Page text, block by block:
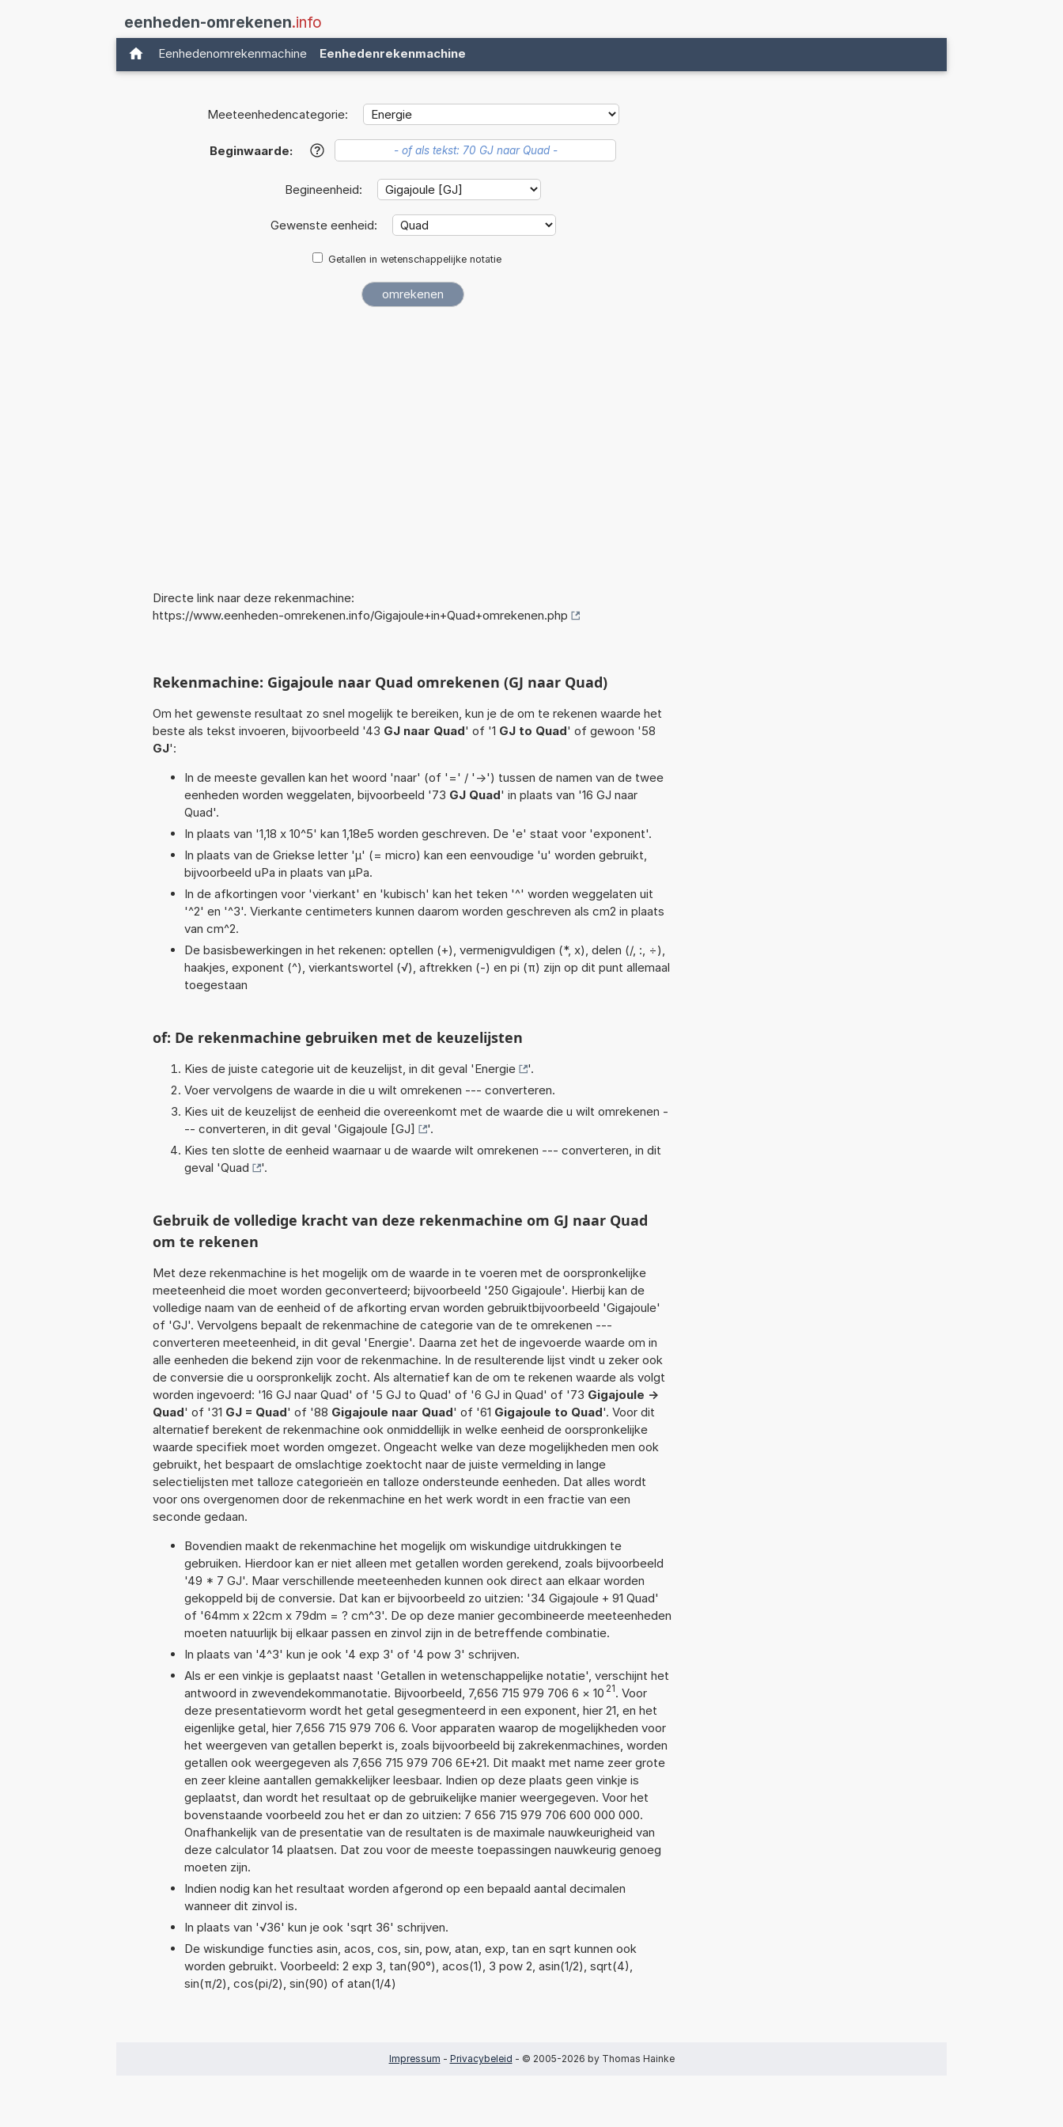
eenheden-omrekenen.info
Eenhedenomrekenmachine Eenhedenrekenmachine
Meeteenhedencategorie:
Beginwaarde: ?
Begineenheid:
Gewenste eenheid:
Getallen in wetenschappelijke notatie
Directe link naar deze rekenmachine:
https://www.eenheden-omrekenen.info/Gigajoule+in+Quad+omrekenen.php
Rekenmachine: Gigajoule naar Quad omrekenen (GJ naar Quad)
Om het gewenste resultaat zo snel mogelijk te bereiken, kun je de om te rekenen waarde het
beste als tekst invoeren, bijvoorbeeld '43 GJ naar Quad' of '1 GJ to Quad' of gewoon '58
GJ':
In de meeste gevallen kan het woord 'naar' (of '=' / '->') tussen de namen van de twee
eenheden worden weggelaten, bijvoorbeeld '73 GJ Quad' in plaats van '16 GJ naar
Quad'.
In plaats van '1,18 x 10^5' kan 1,18e5 worden geschreven. De 'e' staat voor 'exponent'.
In plaats van de Griekse letter 'µ' (= micro) kan een eenvoudige 'u' worden gebruikt,
bijvoorbeeld uPa in plaats van µPa.
In de afkortingen voor 'vierkant' en 'kubisch' kan het teken '^' worden weggelaten uit
'^2' en '^3'. Vierkante centimeters kunnen daarom worden geschreven als cm2 in plaats
van cm^2.
De basisbewerkingen in het rekenen: optellen (+), vermenigvuldigen (*, x), delen (/, :, ÷),
haakjes, exponent (^), vierkantswortel (√), aftrekken (-) en pi (π) zijn op dit punt allemaal
toegestaan
of: De rekenmachine gebruiken met de keuzelijsten
Kies de juiste categorie uit de keuzelijst, in dit geval 'Energie
'.
Voer vervolgens de waarde in die u wilt omrekenen --- converteren.
Kies uit de keuzelijst de eenheid die overeenkomt met de waarde die u wilt omrekenen -
-- converteren, in dit geval 'Gigajoule [GJ]
'.
Kies ten slotte de eenheid waarnaar u de waarde wilt omrekenen --- converteren, in dit
geval 'Quad '.
Gebruik de volledige kracht van deze rekenmachine om GJ naar Quad
om te rekenen
Met deze rekenmachine is het mogelijk om de waarde in te voeren met de oorspronkelijke
meeteenheid die moet worden geconverteerd; bijvoorbeeld '250 Gigajoule'. Hierbij kan de
volledige naam van de eenheid of de afkorting ervan worden gebruiktbijvoorbeeld 'Gigajoule'
of 'GJ'. Vervolgens bepaalt de rekenmachine de categorie van de te omrekenen ---
converteren meeteenheid, in dit geval 'Energie'. Daarna zet het de ingevoerde waarde om in
alle eenheden die bekend zijn voor de rekenmachine. In de resulterende lijst vindt u zeker ook
de conversie die u oorspronkelijk zocht. Als alternatief kan de om te rekenen waarde als volgt
worden ingevoerd: '16 GJ naar Quad' of '5 GJ to Quad' of '6 GJ in Quad' of '73 Gigajoule ->
Quad' of '31 GJ = Quad' of '88 Gigajoule naar Quad' of '61 Gigajoule to Quad'. Voor dit
alternatief berekent de rekenmachine ook onmiddellijk in welke eenheid de oorspronkelijke
waarde specifiek moet worden omgezet. Ongeacht welke van deze mogelijkheden men ook
gebruikt, het bespaart de omslachtige zoektocht naar de juiste vermelding in lange
selectielijsten met talloze categorieën en talloze ondersteunde eenheden. Dat alles wordt
voor ons overgenomen door de rekenmachine en het werk wordt in een fractie van een
seconde gedaan.
Bovendien maakt de rekenmachine het mogelijk om wiskundige uitdrukkingen te
gebruiken. Hierdoor kan er niet alleen met getallen worden gerekend, zoals bijvoorbeeld
'49 * 7 GJ'. Maar verschillende meeteenheden kunnen ook direct aan elkaar worden
gekoppeld bij de conversie. Dat kan er bijvoorbeeld zo uitzien: '34 Gigajoule + 91 Quad'
of '64mm x 22cm x 79dm = ? cm^3'. De op deze manier gecombineerde meeteenheden
moeten natuurlijk bij elkaar passen en zinvol zijn in de betreffende combinatie.
In plaats van '4^3' kun je ook '4 exp 3' of '4 pow 3' schrijven.
Als er een vinkje is geplaatst naast 'Getallen in wetenschappelijke notatie', verschijnt het
antwoord in zwevendekommanotatie. Bijvoorbeeld, 7,656 715 979 706 6 × 10 21. Voor
deze presentatievorm wordt het getal gesegmenteerd in een exponent, hier 21, en het
eigenlijke getal, hier 7,656 715 979 706 6. Voor apparaten waarop de mogelijkheden voor
het weergeven van getallen beperkt is, zoals bijvoorbeeld bij zakrekenmachines, worden
getallen ook weergegeven als 7,656 715 979 706 6E+21. Dit maakt met name zeer grote
en zeer kleine aantallen gemakkelijker leesbaar. Indien op deze plaats geen vinkje is
geplaatst, dan wordt het resultaat op de gebruikelijke manier weergegeven. Voor het
bovenstaande voorbeeld zou het er dan zo uitzien: 7 656 715 979 706 600 000 000.
Onafhankelijk van de presentatie van de resultaten is de maximale nauwkeurigheid van
deze calculator 14 plaatsen. Dat zou voor de meeste toepassingen nauwkeurig genoeg
moeten zijn.
Indien nodig kan het resultaat worden afgerond op een bepaald aantal decimalen
wanneer dit zinvol is.
In plaats van '√36' kun je ook 'sqrt 36' schrijven.
De wiskundige functies asin, acos, cos, sin, pow, atan, exp, tan en sqrt kunnen ook
worden gebruikt. Voorbeeld: 2 exp 3, tan(90°), acos(1), 3 pow 2, asin(1/2), sqrt(4),
sin(π/2), cos(pi/2), sin(90) of atan(1/4)
Impressum - Privacybeleid - © 2005-2026 by Thomas Hainke